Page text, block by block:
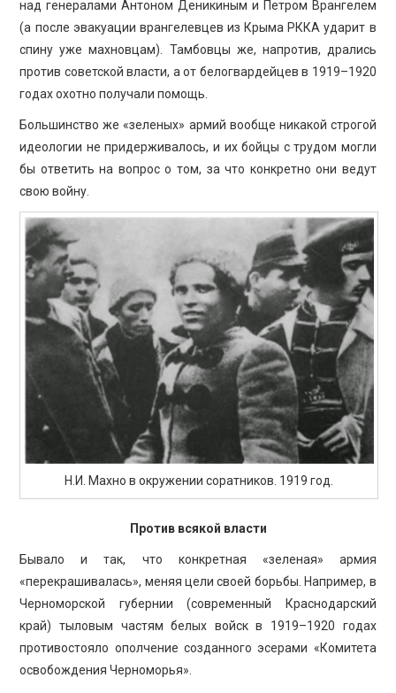
над генералами Антоном Деникиным и Петром Врангелем
(а после эвакуации врангелевцев из Крыма РККА ударит в
спину уже махновцам). Тамбовцы же, напротив, дрались
против советской власти, а от белогвардейцев в 1919–1920
годах охотно получали помощь.
Большинство же «зеленых» армий вообще никакой строгой
идеологии не придерживалось, и их бойцы с трудом могли
бы ответить на вопрос о том, за что конкретно они ведут
свою войну.
Н.И. Махно в окружении соратников. 1919 год.
Против всякой власти
Бывало и так, что конкретная «зеленая» армия
«перекрашивалась», меняя цели своей борьбы. Например, в
Черноморской губернии (современный Краснодарский
край) тыловым частям белых войск в 1919–1920 годах
противостояло ополчение созданного эсерами «Комитета
освобождения Черноморья».